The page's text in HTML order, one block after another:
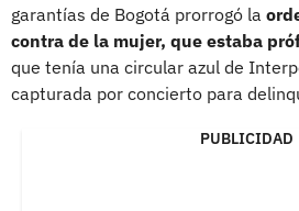
garantías de Bogotá prorrogó la
contra de la mujer, que estaba
que tenía una circular azul de
capturada por concierto para
PUBLICIDAD